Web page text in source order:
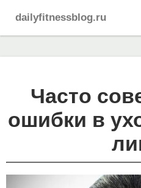
dailyfitnessblog.ru
Часто
ошибки в